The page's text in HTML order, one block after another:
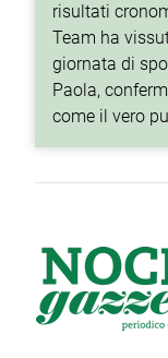
risultati
Team ha
giornata di
Paola,
come il vero